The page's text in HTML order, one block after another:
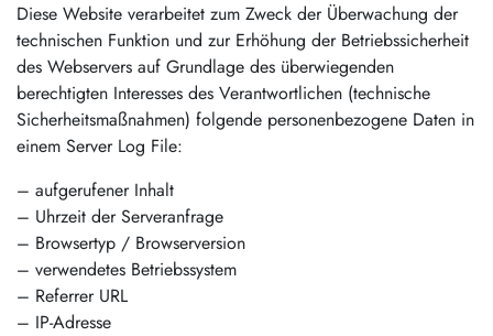
Diese Website verarbeitet zum Zweck der Überwachung der
technischen Funktion und zur Erhöhung der Betriebssicherheit
des Webservers auf Grundlage des überwiegenden
berechtigten Interesses des Verantwortlichen (technische
Sicherheitsmaßnahmen) folgende personenbezogene Daten in
einem Server Log File:
– aufgerufener Inhalt
– Uhrzeit der Serveranfrage
– Browsertyp / Browserversion
– verwendetes Betriebssystem
– Referrer URL
– IP-Adresse